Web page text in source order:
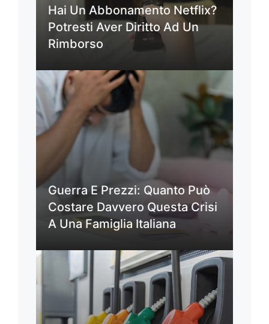
Hai Un Abbonamento Netflix?
Potresti Aver Diritto Ad Un
Rimborso
Guerra E Prezzi: Quanto Può
Costare Davvero Questa Crisi
A Una Famiglia Italiana